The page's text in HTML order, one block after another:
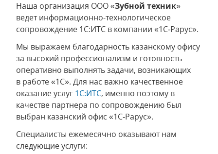
Наша организация ООО «Зубной техник»
ведет информационно-технологическое
сопровождение 1С:ИТС в компании «1С‑Рарус».
Мы выражаем благодарность казанскому офису
за высокий профессионализм и готовность
оперативно выполнять задачи, возникающих
в работе «1С». Для нас важно качественное
оказание услуг 1С:ИТС, именно поэтому в
качестве партнера по сопровождению был
выбран казанский офис «1С‑Рарус».
Специалисты ежемесячно оказывают нам
следующие услуги: